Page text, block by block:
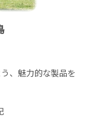
、魅力的な製品を